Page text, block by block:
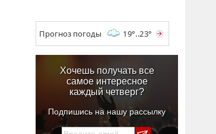
Прогноз погоды 19°..23°
Хочешь получать все
самое интересное
каждый четверг?
Подпишись на нашу рассылку